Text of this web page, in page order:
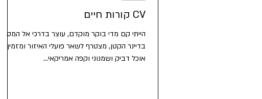
CV קורות חיים
הייתי קם מדי בוקר מוקדם, עוצר בדרכי אל המספנה
בדיינר הקטן, מצטרף לשאר פועלי האיזור ומזמין
אוכל דביק ושמנוני וקפה אמריקאי...